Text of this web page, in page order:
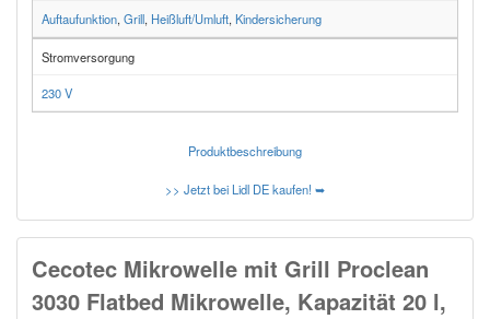
Auftaufunktion, Grill, Heißluft/Umluft, Kindersicherung
Stromversorgung
230 V
Produktbeschreibung
>> Jetzt bei Lidl DE kaufen! ➥
Cecotec Mikrowelle mit Grill Proclean
3030 Flatbed Mikrowelle, Kapazität 20 l,